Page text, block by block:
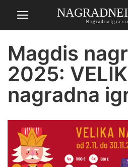
Magdis
2025:
nagradna